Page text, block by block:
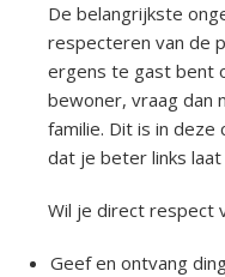
De belangrijkste
respecteren van de
ergens te gast bent
bewoner, vraag dan
familie. Dit is in
dat je beter links laat
Wil je direct respect
Geef en ontvang